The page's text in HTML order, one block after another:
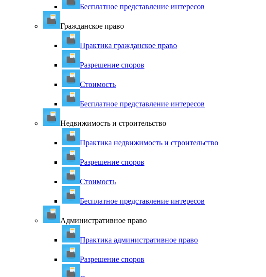
Бесплатное представление интересов
Гражданское право
Практика гражданское право
Разрешение споров
Стоимость
Бесплатное представление интересов
Недвижимость и строительство
Практика недвижимость и строительство
Разрешение споров
Стоимость
Бесплатное представление интересов
Административное право
Практика административное право
Разрешение споров